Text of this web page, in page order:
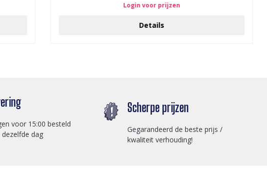
Login voor prijzen
Details
voor 15:00 besteld
dag
Scherpe prijzen
Gegarandeerd de beste prijs /
kwaliteit verhouding!